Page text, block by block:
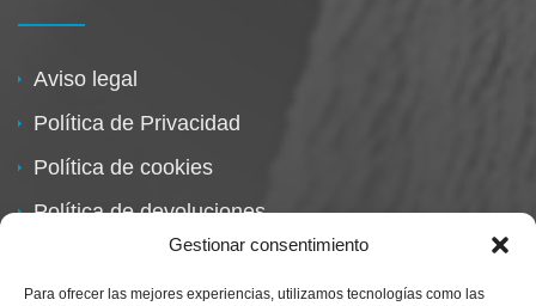
Gestionar consentimiento
Para ofrecer las mejores experiencias, utilizamos tecnologías como las
Aviso legal
Política de Privacidad
Política de cookies
Política de devoluciones